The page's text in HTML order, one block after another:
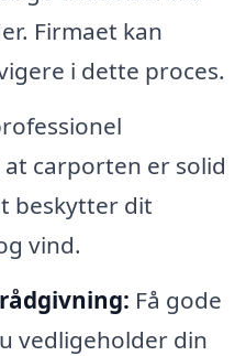
Firmaet kan
i dette proces.
carporten er solid
beskytter dit
vind.
Få gode
vedligeholder din